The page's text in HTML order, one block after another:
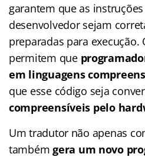
garantem que as
desenvolvedor sejam
preparadas para execução.
permitem que
em linguagens
que esse código seja
compreensíveis pelo
Um tradutor não apenas
tambémgera um novo